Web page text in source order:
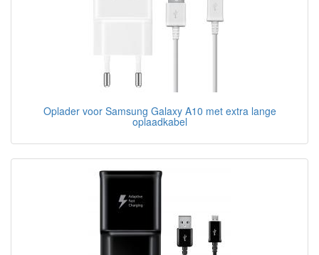
Oplader voor Samsung Galaxy A10 met extra lange
oplaadkabel